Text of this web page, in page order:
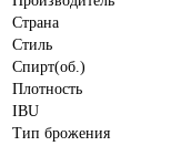
Страна
Стиль
Спирт(об.)
Плотность
IBU
Тип брожения